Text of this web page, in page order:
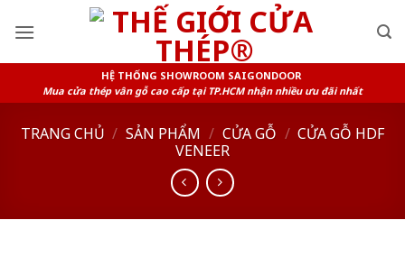
HỆ THỐNG SHOWROOM SAIGONDOOR
Mua cửa thép vân gỗ cao cấp tại TP.HCM nhận nhiều ưu đãi nhất
TRANG CHỦ / SẢN PHẨM / CỬA GỖ / CỬA GỖ HDF
VENEER